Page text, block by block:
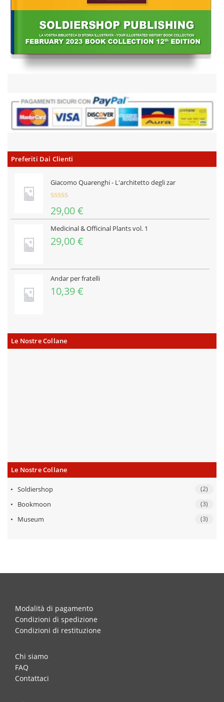
Preferiti Dai Clienti
Giacomo Quarenghi - L'architetto degli zar
o3.00
su 5
29,00€
Medicinal & Officinal Plants vol. 1
29,00€
Andar per fratelli
10,39€
Le Nostre Collane
Le Nostre Collane
Soldiershop (2)
Bookmoon (3)
Museum (3)
Modalità di pagamento
Condizioni di spedizione
Condizioni di restituzione
Chi siamo
FAQ
Contattaci